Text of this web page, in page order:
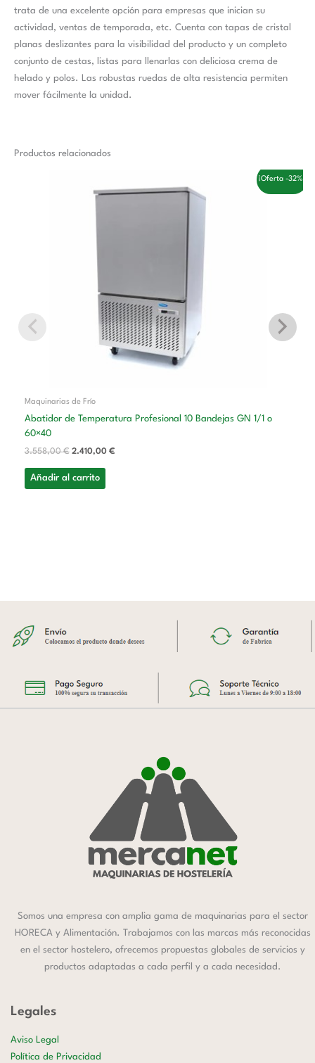
trata de una excelente opción para empresas que inician su
actividad, ventas de temporada, etc. Cuenta con tapas de cristal
planas deslizantes para la visibilidad del producto y un completo
conjunto de cestas, listas para llenarlas con deliciosa crema de
helado y polos. Las robustas ruedas de alta resistencia permiten
mover fácilmente la unidad.
Productos relacionados
¡Oferta -32%!
Maquinarias de Frío
Abatidor de Temperatura Profesional 10 Bandejas GN 1/1 o
60×40
3.558,00€
original
2.410,00 €
Añadir al carrito
Somos una empresa con amplia gama de maquinarias para el sector
HORECA y Alimentación. Trabajamos con las marcas más reconocidas
en el sector hostelero, ofrecemos propuestas globales de servicios y
productos adaptadas a cada perfil y a cada necesidad.
Legales
Aviso Legal
Política de Privacidad